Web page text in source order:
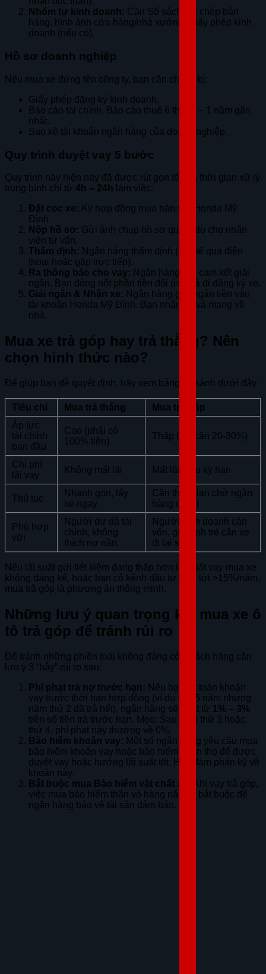
Nhóm tự kinh doanh: Cần Sổ sách ghi chép bán
hàng, hình ảnh cửa hàng/nhà xưởng, Giấy phép kinh
doanh (nếu có).
Hồ sơ doanh nghiệp
Nếu mua xe đứng tên công ty, bạn cần chuẩn bị:
Giấy phép đăng ký kinh doanh.
Báo cáo tài chính, Báo cáo thuế 6 tháng – 1 năm gần
nhất.
Sao kê tài khoản ngân hàng của doanh nghiệp.
Quy trình duyệt vay 5 bước
Quy trình này hiện nay đã được rút gọn tối đa, thời gian xử lý
trung bình chỉ từ 4h – 24h làm việc:
Đặt cọc xe: Ký hợp đồng mua bán với Honda Mỹ
Đình.
Nộp hồ sơ: Gửi ảnh chụp hồ sơ qua Zalo cho nhân
viên tư vấn.
Thẩm định: Ngân hàng thẩm định (có thể qua điện
thoại hoặc gặp trực tiếp).
Ra thông báo cho vay: Ngân hàng gửi cam kết giải
ngân. Bạn đóng nốt phần tiền đối ứng và đi đăng ký xe.
Giải ngân & Nhận xe: Ngân hàng giải ngân tiền vào
tài khoản Honda Mỹ Đình. Bạn nhận xe và mang về
nhà.
Mua xe trả góp hay trả thẳng? Nên
chọn hình thức nào?
Để giúp bạn dễ quyết định, hãy xem bảng so sánh dưới đây:
Tiêu chí Mua trả thẳng
Mua trả góp
Áp lực
tài chính
ban đầu
Cao (phải có
100% tiền)
Thấp (chỉ cần 20-30%)
Chi phí
lãi vay
Không mất lãi Mất lãi theo kỳ hạn
Thủ tục
Nhanh gọn, lấy
xe ngay
Cần thời gian chờ ngân
hàng duyệt
Phù hợp
với
Người dư dả tài
chính, không
thích nợ nần.
Người kinh doanh cần
vốn, gia đình trẻ cần xe
đi lại sớm.
Nếu lãi suất gửi tiết kiệm đang thấp hơn lãi suất vay mua xe
không đáng kể, hoặc bạn có kênh đầu tư sinh lời >15%/năm,
mua trả góp là phương án thông minh.
Những lưu ý quan trọng khi mua xe ô
tô trả góp để tránh rủi ro
Để tránh những phiền toái không đáng có, khách hàng cần
lưu ý 3 “bẫy” rủi ro sau:
Phí phạt trả nợ trước hạn: Nếu bạn tất toán khoản
vay trước thời hạn hợp đồng (ví dụ vay 5 năm nhưng
năm thứ 2 đã trả hết), ngân hàng sẽ phạt từ 1% – 3%
trên số tiền trả trước hạn. Mẹo: Sau năm thứ 3 hoặc
thứ 4, phí phạt này thường về 0%.
Bảo hiểm khoản vay: Một số ngân hàng yêu cầu mua
bảo hiểm khoản vay hoặc bảo hiểm nhân thọ để được
duyệt vay hoặc hưởng lãi suất tốt. Hãy đàm phán kỹ về
khoản này.
Bắt buộc mua Bảo hiểm vật chất xe:
Khi vay trả góp,
việc mua bảo hiểm thân vỏ hàng năm là bắt buộc để
ngân hàng bảo vệ tài sản đảm bảo.